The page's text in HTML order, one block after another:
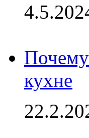
кухне